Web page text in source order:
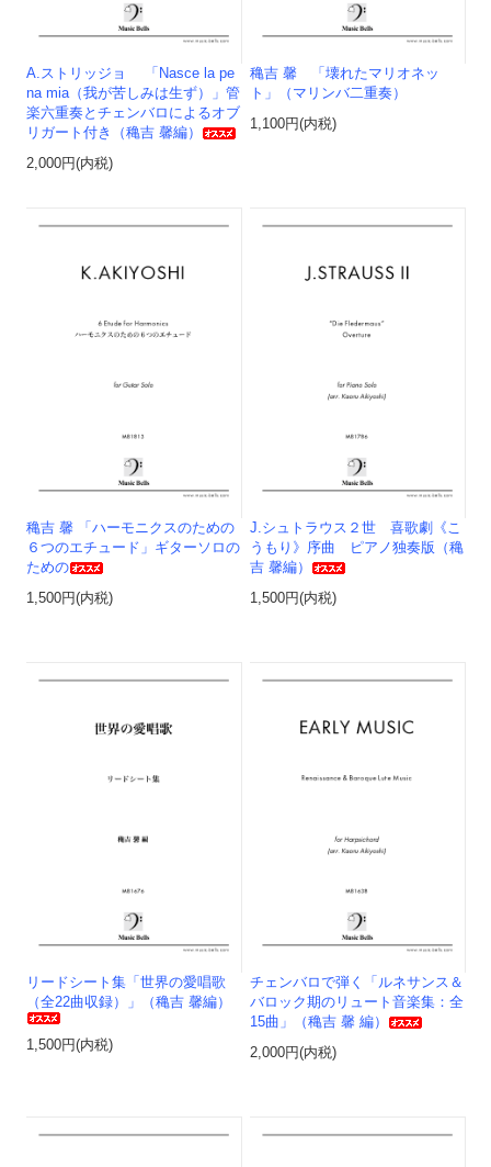
A.ストリッジョ 「Nasce la pe
na mia（我が苦しみは生ず）」管
楽六重奏とチェンバロによるオブ
リガート付き（穐吉 馨編）
2,000円(内税)
穐吉 馨 「壊れたマリオネッ
ト」（マリンバ二重奏）
1,100円(内税)
穐吉 馨 「ハーモニクスのための
６つのエチュード」ギターソロの
ための
1,500円(内税)
J.シュトラウス２世 喜歌劇《こ
うもり》序曲 ピアノ独奏版（穐
吉 馨編）
1,500円(内税)
リードシート集「世界の愛唱歌
（全22曲収録）」（穐吉 馨編）
1,500円(内税)
チェンバロで弾く「ルネサンス＆
バロック期のリュート音楽集：全
15曲」（穐吉 馨 編）
2,000円(内税)